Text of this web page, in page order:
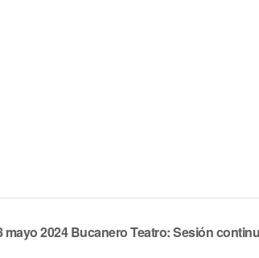
mayo 2024Bucanero Teatro: Sesión